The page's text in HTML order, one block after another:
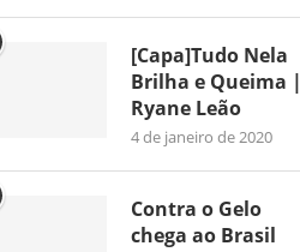
[Capa]Tudo Nela
Brilha e Queima |
Ryane Leão
4 de janeiro de 2020
Contra o Gelo
chega ao Brasil